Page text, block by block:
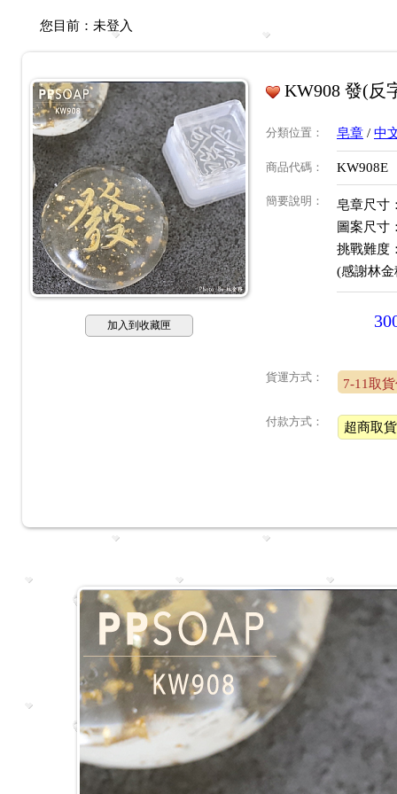
您目前： 未登入
加入到收藏匣
KW908 發(反
分類位置 ： 皂章 / 中
商品代碼 ： KW908E
簡要說明 ：
皂章尺寸
圖案尺寸
挑戰難
(感謝林
貨運方式： 7-11取
付款方式： 超商取貨